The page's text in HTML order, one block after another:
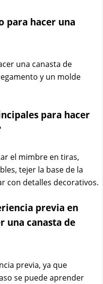
para hacer una
una canasta de
y un molde
para hacer
el mimbre en tiras,
tejer la base de la
con detalles decorativos.
previa en
una canasta de
previa, ya que
se puede aprender